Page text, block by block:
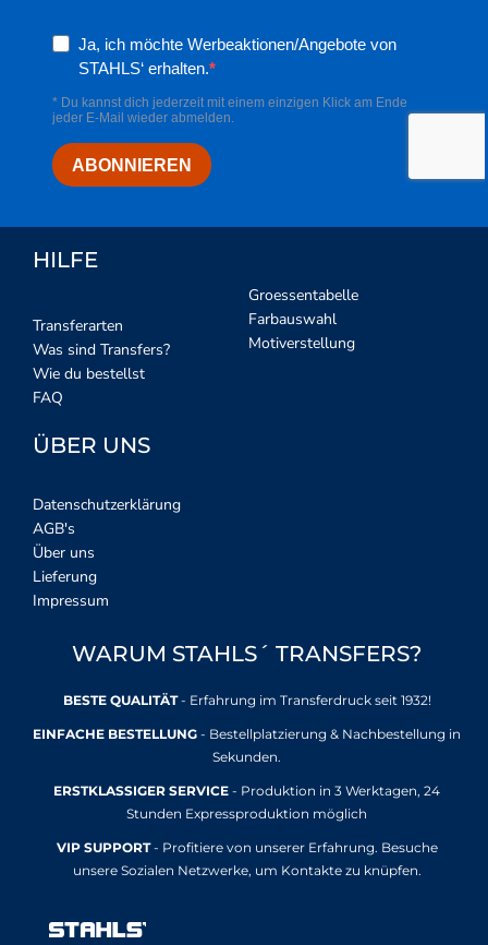
HILFE
Transferarten
Was sind Transfers?
Wie du bestellst
FAQ
Groessentabelle
Farbauswahl
Motiverstellung
ÜBER UNS
Datenschutzerklärung
AGB's
Über uns
Lieferung
Impressum
WARUM STAHLS´ TRANSFERS?
BESTE QUALITÄT- Erfahrung im Transferdruck seit 1932!
EINFACHE BESTELLUNG - Bestellplatzierung & Nachbestellung in
Sekunden.
ERSTKLASSIGER SERVICE - Produktion in 3 Werktagen, 24
Stunden Expressproduktion möglich
VIP SUPPORT- Profitiere von unserer Erfahrung. Besuche
unsere Sozialen Netzwerke, um Kontakte zu knüpfen.